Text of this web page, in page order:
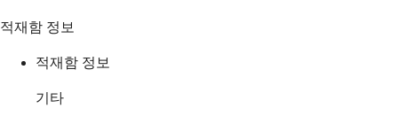
적재함 정보
적재함 정보
기타